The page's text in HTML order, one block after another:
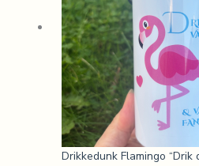
Drikkedunk Flamingo